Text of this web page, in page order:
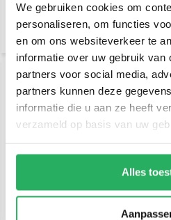
We gebruiken cookies om
personaliseren, om functies
en om ons websiteverkeer te
informatie over uw gebruik van
partners voor social media,
partners kunnen deze
informatie die u aan ze heeft
verzameld op basis van uw
Alles
€ 18,97 Excl. btw
Braided Lightning to USB-